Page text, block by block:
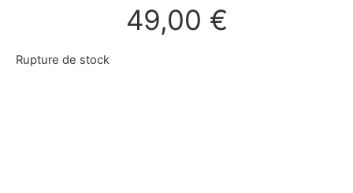
49,00 €
Rupture de stock